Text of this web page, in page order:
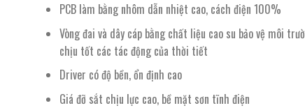
PCB làm bằng nhôm dẫn nhiệt cao, cách điện 100%
Vòng đai và dây cáp bằng chất liệu cao su bảo vệ môi
chịu tốt các tác động của thời tiết
Driver có độ bền, ổn định cao
Giá đỡ sắt chịu lực cao, bề mặt sơn tĩnh điện